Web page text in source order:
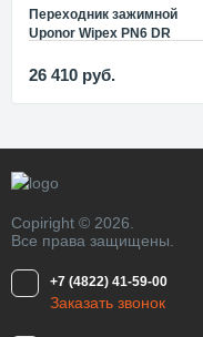
Переходник зажимной
Uponor Wipex PN6 DR
26 410 руб.
Copiright © 2026.
Все права защищены.
+7 (4822) 41-59-00
Заказать звонок